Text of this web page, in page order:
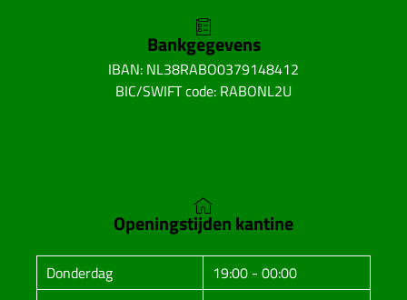
Bankgegevens
IBAN: NL38RABO0379148412
BIC/SWIFT code: RABONL2U
Openingstijden kantine
Donderdag
19:00 - 00:00